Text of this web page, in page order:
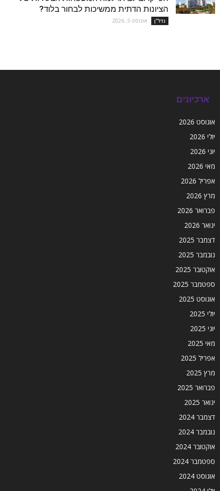
הציונות הדתית ממשיכות לבחור בלוד?
נדל''ן אוגוסט 5, 2026
ארכיונים
אוגוסט 2026
יולי 2026
יוני 2026
מאי 2026
אפריל 2026
מרץ 2026
פברואר 2026
ינואר 2026
דצמבר 2025
נובמבר 2025
אוקטובר 2025
ספטמבר 2025
אוגוסט 2025
יולי 2025
יוני 2025
מאי 2025
אפריל 2025
מרץ 2025
פברואר 2025
ינואר 2025
דצמבר 2024
נובמבר 2024
אוקטובר 2024
ספטמבר 2024
אוגוסט 2024